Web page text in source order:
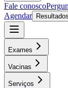
Fale conosco
Agendar
Resultados
Exames
Vacinas
Serviços